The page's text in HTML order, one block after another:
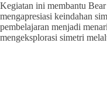
Kegiatan ini membantu
mengapresiasi keindahan
pembelajaran menjadi
mengeksplorasi simetri